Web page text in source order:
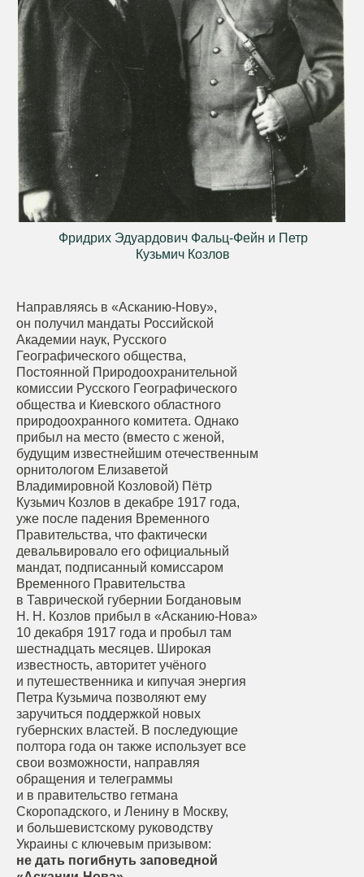
Фридрих Эдуардович Фальц-Фейн и Петр
Кузьмич Козлов
Направляясь в «Асканию-Нову»,
он получил мандаты Российской
Академии наук, Русского
Географического общества,
Постоянной Природоохранительной
комиссии Русского Географического
общества и Киевского областного
природоохранного комитета. Однако
прибыл на место (вместо с женой,
будущим известнейшим отечественным
орнитологом Елизаветой
Владимировной Козловой) Пётр
Кузьмич Козлов в декабре 1917 года,
уже после падения Временного
Правительства, что фактически
девальвировало его официальный
мандат, подписанный комиссаром
Временного Правительства
в Таврической губернии Богдановым
Н. Н. Козлов прибыл в «Асканию-Нова»
10 декабря 1917 года и пробыл там
шестнадцать месяцев. Широкая
известность, авторитет учёного
и путешественника и кипучая энергия
Петра Кузьмича позволяют ему
заручиться поддержкой новых
губернских властей. В последующие
полтора года он также использует все
свои возможности, направляя
обращения и телеграммы
и в правительство гетмана
Скоропадского, и Ленину в Москву,
и большевистскому руководству
Украины с ключевым призывом:
не дать погибнуть заповедной